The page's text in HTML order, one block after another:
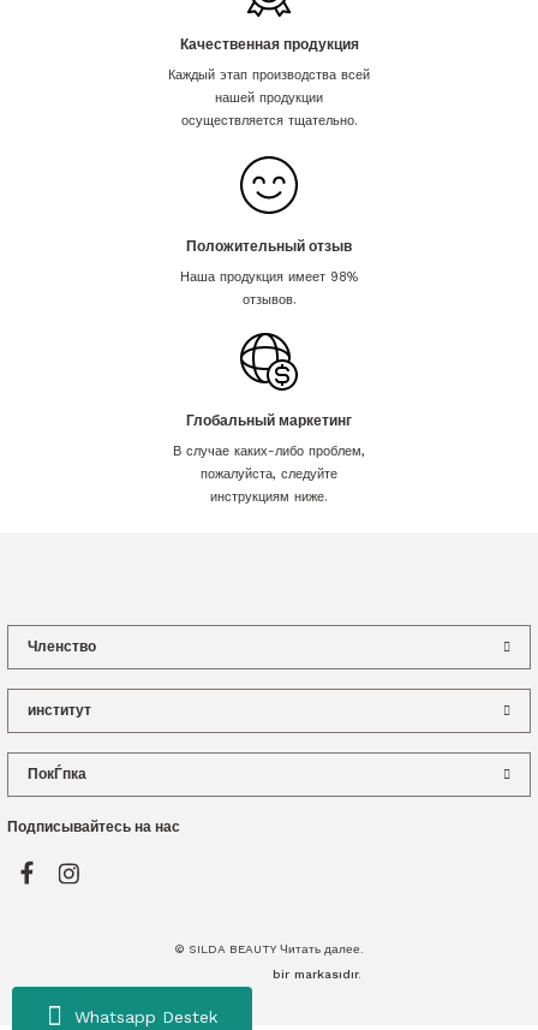
Whatsapp Destek
Качественная продукция
Каждый этап производства всей
нашей продукции
осуществляется тщательно.
Положительный отзыв
Наша продукция имеет 98%
отзывов.
Глобальный маркетинг
В случае каких-либо проблем,
пожалуйста, следуйте
инструкциям ниже.
Членство
институт
ПокЃпка
Подписывайтесь на нас
© SILDA BEAUTY Читать далее.
bir markasıdır.